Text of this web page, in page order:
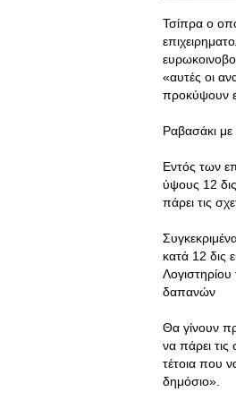
Τσίπρα ο
«αυτές οι
προκύψουν
Ραβασάκι
Εντός των
ύψους 12
πάρει τις
κατά 12 δις
δαπανών
Θα γίνουν
να πάρει
τέτοια που
δημόσιο».